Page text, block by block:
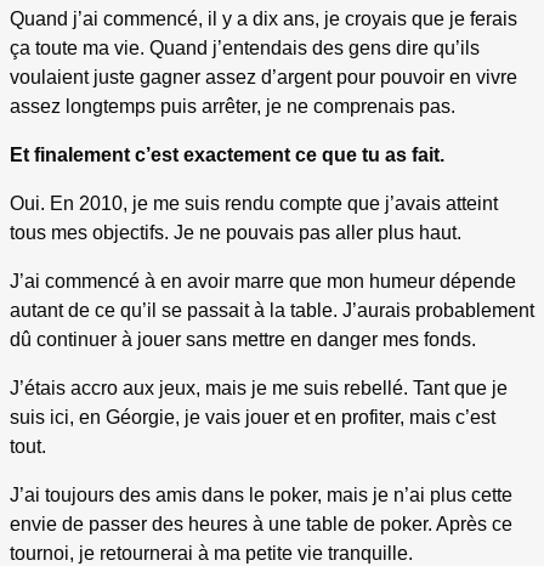
Quand j’ai commencé, il y a dix ans, je croyais que je ferais
ça toute ma vie. Quand j’entendais des gens dire qu’ils
voulaient juste gagner assez d’argent pour pouvoir en vivre
assez longtemps puis arrêter, je ne comprenais pas.
Et finalement c’est exactement ce que tu as fait.
Oui. En 2010, je me suis rendu compte que j’avais atteint
tous mes objectifs. Je ne pouvais pas aller plus haut.
J’ai commencé à en avoir marre que mon humeur dépende
autant de ce qu’il se passait à la table. J’aurais probablement
dû continuer à jouer sans mettre en danger mes fonds.
J’étais accro aux jeux, mais je me suis rebellé. Tant que je
suis ici, en Géorgie, je vais jouer et en profiter, mais c’est
tout.
J’ai toujours des amis dans le poker, mais je n’ai plus cette
envie de passer des heures à une table de poker. Après ce
tournoi, je retournerai à ma petite vie tranquille.